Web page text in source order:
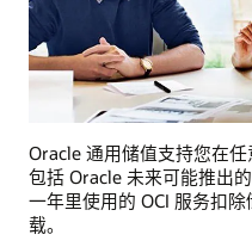
Oracle 通用储值支持您在任
包括 Oracle 未来可能推出
一年里使用的 OCI 服务扣
载。